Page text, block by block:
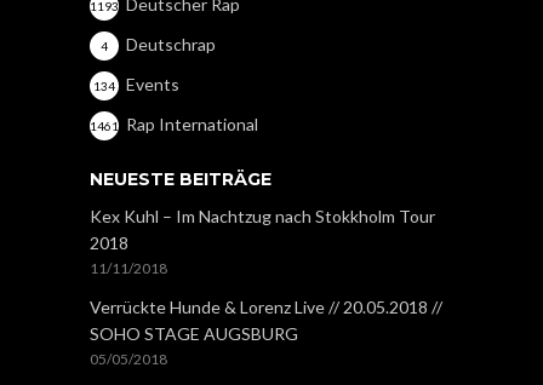
1193
Deutschrap
4
Events
134
Rap International
1461
NEUESTE BEITRÄGE
Kex Kuhl – Im Nachtzug nach Stokkholm Tour
2018
11/11/2018
Verrückte Hunde & Lorenz Live // 20.05.2018 //
SOHO STAGE AUGSBURG
05/05/2018